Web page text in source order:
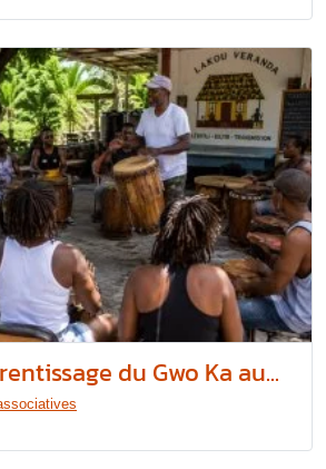
du Gwo Ka au...